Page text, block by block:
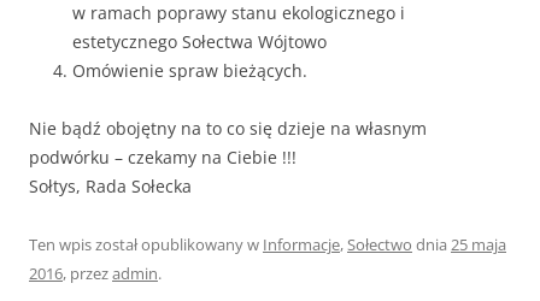
w ramach poprawy stanu ekologicznego i
estetycznego Sołectwa Wójtowo
Omówienie spraw bieżących.
Nie bądź obojętny na to co się dzieje na własnym
podwórku – czekamy na Ciebie !!!
Sołtys, Rada Sołecka
Ten wpis został opublikowany w Informacje,Sołectwo dnia 25 maja
2016, przezadmin.